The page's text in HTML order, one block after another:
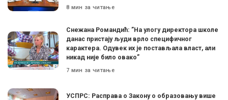
8 мин за читање
Снежана Романдић: ”На улогу директора школе
данас пристају људи врло специфичног
карактера. Одувек их је постављала власт, али
никад није било овако”
7 мин за читање
УСПРС: Расправа о Закону о образовању више